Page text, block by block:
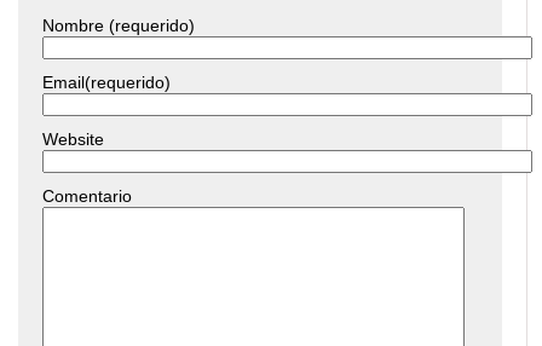
Nombre (requerido)
Email(requerido)
Website
Comentario